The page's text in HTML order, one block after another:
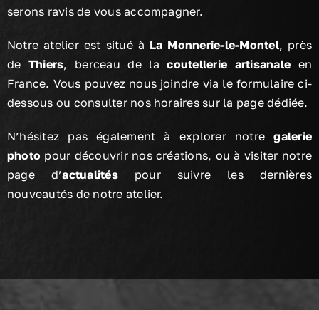
serons ravis de vous accompagner.
Notre atelier est situé à La Monnerie-le-Montel, près
de Thiers, berceau de lacoutellerie artisanale en
France. Vous pouvez nous joindre via le formulaire ci-
dessous ou consulter nos horaires sur la page dédiée.
N’hésitez pas également à explorer notregalerie
photo pour découvrir nos créations, ou à visiter notre
page d’actualitéspour suivre les dernières
nouveautés de notre atelier.